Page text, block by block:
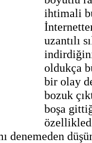
ihtimali
uzantılı
oldukça
bir olay
bozuk
boşa
denemeden